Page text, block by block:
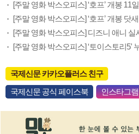
국제신문 카카오플러스 친구
국제신문 공식 페이스북 인스타그램